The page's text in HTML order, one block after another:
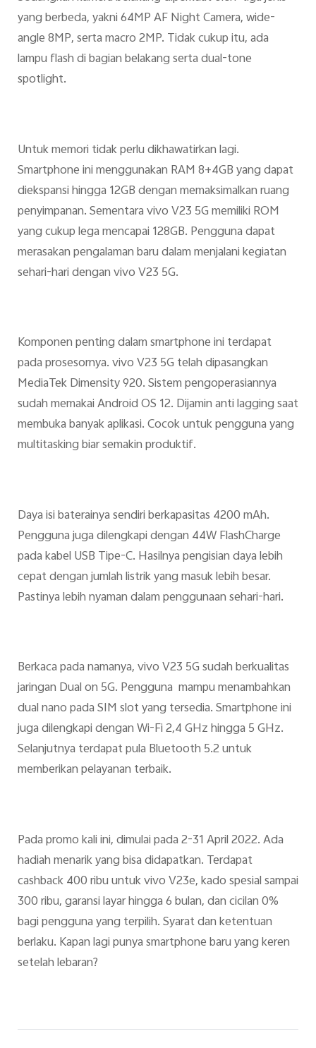
yang berbeda, yakni 64MP AF Night Camera, wide-
angle 8MP, serta macro 2MP. Tidak cukup itu, ada
lampu flash di bagian belakang serta dual-tone
spotlight.
Untuk memori tidak perlu dikhawatirkan lagi.
Smartphone ini menggunakan RAM 8+4GB yang dapat
diekspansi hingga 12GB dengan memaksimalkan ruang
penyimpanan. Sementara vivo V23 5G memiliki ROM
yang cukup lega mencapai 128GB. Pengguna dapat
merasakan pengalaman baru dalam menjalani kegiatan
sehari-hari dengan vivo V23 5G.
Komponen penting dalam smartphone ini terdapat
pada prosesornya. vivo V23 5G telah dipasangkan
MediaTek Dimensity 920. Sistem pengoperasiannya
sudah memakai Android OS 12. Dijamin anti lagging saat
membuka banyak aplikasi. Cocok untuk pengguna yang
multitasking biar semakin produktif.
Daya isi baterainya sendiri berkapasitas 4200 mAh.
Pengguna juga dilengkapi dengan 44W FlashCharge
pada kabel USB Tipe-C. Hasilnya pengisian daya lebih
cepat dengan jumlah listrik yang masuk lebih besar.
Pastinya lebih nyaman dalam penggunaan sehari-hari.
Berkaca pada namanya, vivo V23 5G sudah berkualitas
jaringan Dual on 5G. Pengguna mampu menambahkan
dual nano pada SIM slot yang tersedia. Smartphone ini
juga dilengkapi dengan Wi-Fi 2,4 GHz hingga 5 GHz.
Selanjutnya terdapat pula Bluetooth 5.2 untuk
memberikan pelayanan terbaik.
Pada promo kali ini, dimulai pada 2-31 April 2022. Ada
hadiah menarik yang bisa didapatkan. Terdapat
cashback 400 ribu untuk vivo V23e, kado spesial sampai
300 ribu, garansi layar hingga 6 bulan, dan cicilan 0%
bagi pengguna yang terpilih. Syarat dan ketentuan
berlaku. Kapan lagi punya smartphone baru yang keren
setelah lebaran?